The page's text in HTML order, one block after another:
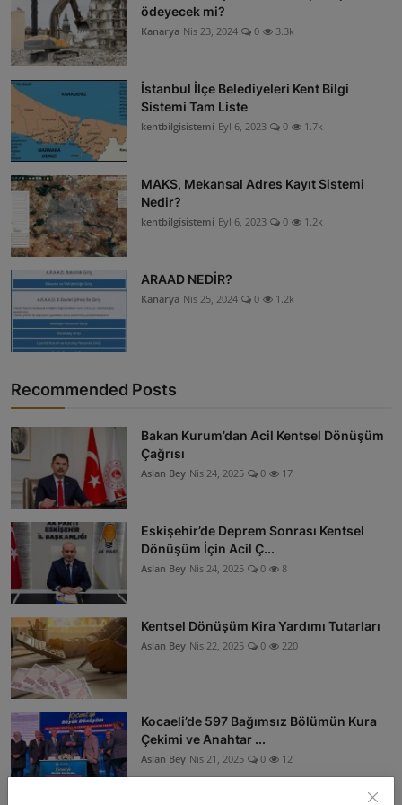
ŞİRKETLER
BELEDİYELER
ödeyecek mi?
Kanarya Nis 23, 2024 0 3.3k
İstanbul İlçe Belediyeleri Kent Bilgi
Sistemi Tam Liste
kentbilgisistemi Eyl 6, 2023 0 1.7k
MAKS, Mekansal Adres Kayıt Sistemi
Nedir?
kentbilgisistemi Eyl 6, 2023 0 1.2k
ARAAD NEDİR?
Kanarya Nis 25, 2024 0 1.2k
Recommended Posts
Bakan Kurum’dan Acil Kentsel Dönüşüm
Çağrısı
Aslan Bey Nis 24, 2025 0 17
Eskişehir’de Deprem Sonrası Kentsel
Dönüşüm İçin Acil Ç...
Aslan Bey Nis 24, 2025 0 8
Kentsel Dönüşüm Kira Yardımı Tutarları
Aslan Bey Nis 22, 2025 0 220
Kocaeli’de 597 Bağımsız Bölümün Kura
Çekimi ve Anahtar ...
Aslan Bey Nis 21, 2025 0 12